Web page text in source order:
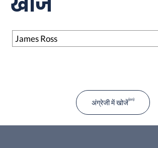
खोज
अंग्रेजी में खोजें